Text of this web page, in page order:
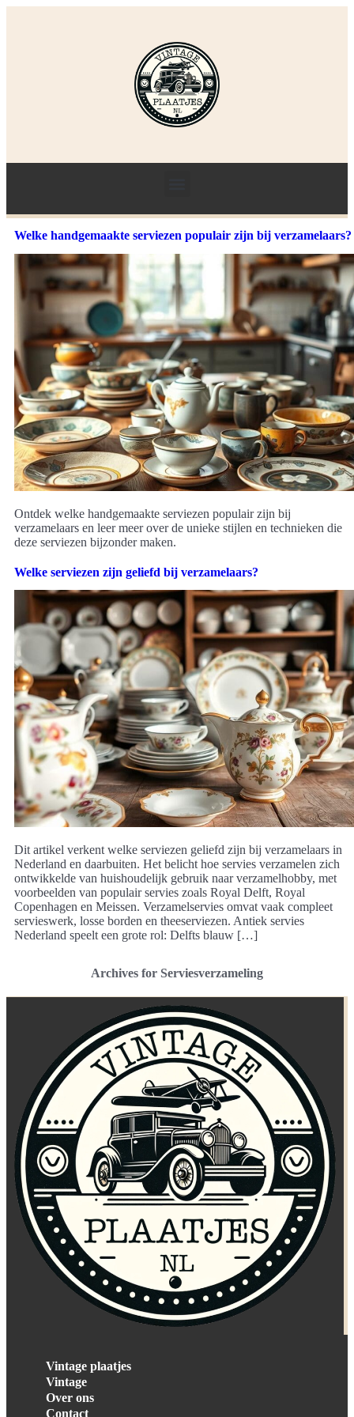
Welke handgemaakte serviezen populair zijn bij verzamelaars?
Ontdek welke handgemaakte serviezen populair zijn bij
verzamelaars en leer meer over de unieke stijlen en technieken die
deze serviezen bijzonder maken.
Welke serviezen zijn geliefd bij verzamelaars?
Dit artikel verkent welke serviezen geliefd zijn bij verzamelaars in
Nederland en daarbuiten. Het belicht hoe servies verzamelen zich
ontwikkelde van huishoudelijk gebruik naar verzamelhobby, met
voorbeelden van populair servies zoals Royal Delft, Royal
Copenhagen en Meissen. Verzamelservies omvat vaak compleet
servieswerk, losse borden en theeserviezen. Antiek servies
Nederland speelt een grote rol: Delfts blauw […]
Archives for Serviesverzameling
Vintage plaatjes
Vintage
Over ons
Contact